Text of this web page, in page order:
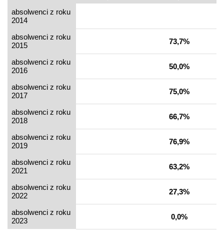
absolwenci z roku
2014
absolwenci z roku
2015
73,7%
absolwenci z roku
2016
50,0%
absolwenci z roku
2017
75,0%
absolwenci z roku
2018
66,7%
absolwenci z roku
2019
76,9%
absolwenci z roku
2021
63,2%
absolwenci z roku
2022
27,3%
absolwenci z roku
2023
0,0%